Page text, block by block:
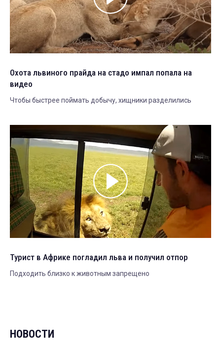
Охота львиного прайда на стадо импал попала на
видео
Чтобы быстрее поймать добычу, хищники разделились
Турист в Африке погладил льва и получил отпор
Подходить близко к животным запрещено
НОВОСТИ